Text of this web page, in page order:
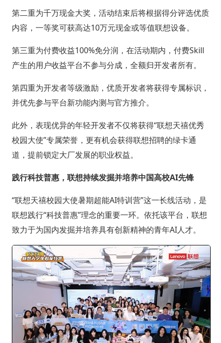
第二重为千万现金大奖，活动结束后将根据得分评选优质
内容，一等奖可获高达10万元现金或等值联想设备。
第三重为付费收益100%免分润，在活动期内，付费Skill
产生的用户收益平台不参与分成，全额归开发者所有。
第四重为开发者等级激励，优质开发者将获得专属标识，
并优先参与平台新功能内测与官方推介。
此外，表现优异的年轻开发者不仅将获得“联想天禧优秀
校园大使”专属荣誉，更有机会获得联想招聘的绿卡通
道，提前锁定大厂发展的职业权益。
践行科技普惠，联想持续发掘并培养中国高校AI先锋
“联想天禧校园大使暑期超能AI特训营”这一长线活动，是
联想践行“科技普惠”理念的重要一环。依托该平台，联想
致力于为国内发掘并培养具有创新精神的青年AI人才。